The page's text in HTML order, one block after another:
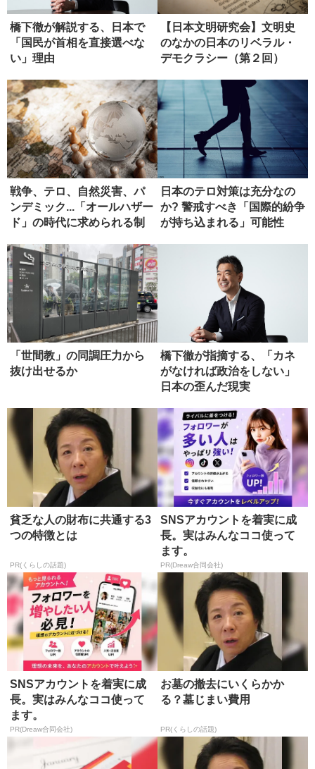
橋下徹が解説する、日本で
「国民が首相を直接選べな
い」理由
【日本文明研究会】文明史
のなかの日本のリベラル・
デモクラシー（第２回）
戦争、テロ、自然災害、パ
ンデミック...「オールハザー
ド」の時代に求められる制
日本のテロ対策は充分なの
か? 警戒すべき「国際的紛争
が持ち込まれる」可能性
「世間教」の同調圧力から
抜け出せるか
橋下徹が指摘する、「カネ
がなければ政治をしない」
日本の歪んだ現実
貧乏な人の財布に共通する3
つの特徴とは
PR(くらしの話題)
SNSアカウントを着実に成
長。実はみんなココ使って
ます。
PR(Dreaw合同会社)
SNSアカウントを着実に成
長。実はみんなココ使って
ます。
PR(Dreaw合同会社)
お墓の撤去にいくらかか
る？墓じまい費用
PR(くらしの話題)